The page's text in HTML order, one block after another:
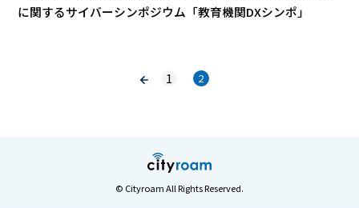
に関するサイバーシンポジウム「教育機関DXシンポ」
1 2
© Cityroam All Rights Reserved.